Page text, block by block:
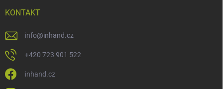
KONTAKT
info@inhand.cz
+420 723 901 522
inhand.cz